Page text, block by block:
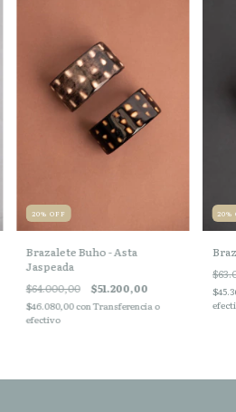
20% OFF
Brazalete Buho - Asta
Jaspeada
$64.000,00 $51.200,00
$46.080,00conTransferencia o
efectivo
20%